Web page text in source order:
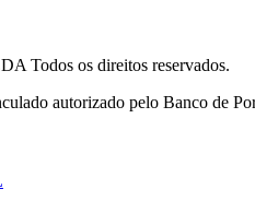
Todos os direitos reservados.
autorizado pelo Banco de